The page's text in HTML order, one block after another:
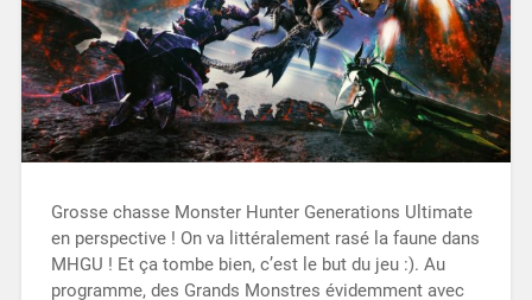
Grosse chasse Monster Hunter Generations Ultimate
en perspective ! On va littéralement rasé la faune dans
MHGU ! Et ça tombe bien, c’est le but du jeu :). Au
programme, des Grands Monstres évidemment avec